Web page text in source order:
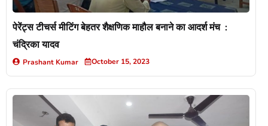
पेरेंट्स टीचर्स मीटिंग बेहतर शैक्षणिक माहौल बनाने का आदर्श मंच :
चंद्रिका यादव
Prashant Kumar October 15, 2023